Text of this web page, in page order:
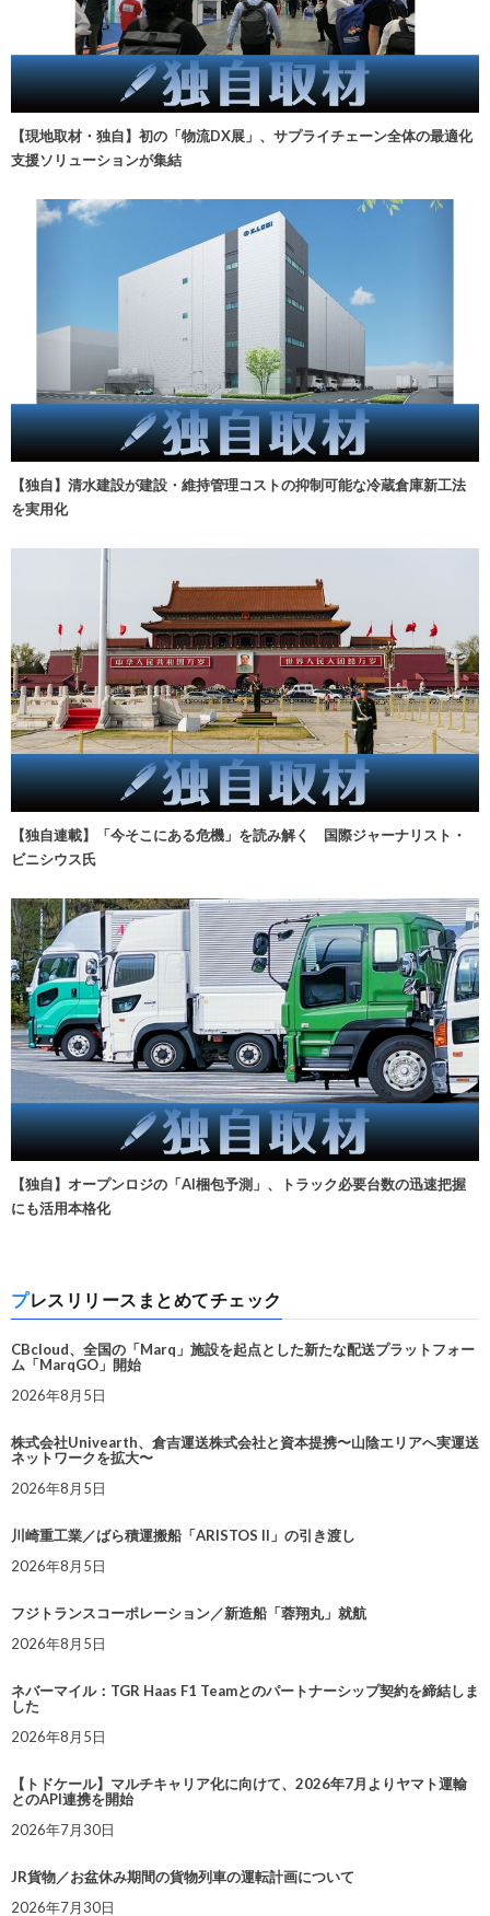
【現地取材・独自】初の「物流DX展」、サプライチェーン全体の最適化
支援ソリューションが集結
【独自】清水建設が建設・維持管理コストの抑制可能な冷蔵倉庫新工法
を実用化
【独自連載】「今そこにある危機」を読み解く 国際ジャーナリスト・
ビニシウス氏
【独自】オープンロジの「AI梱包予測」、トラック必要台数の迅速把握
にも活用本格化
プレスリリースまとめてチェック
CBcloud、全国の「Marq」施設を起点とした新たな配送プラットフォー
ム「MarqGO」開始
2026年8月5日
株式会社Univearth、倉吉運送株式会社と資本提携〜山陰エリアへ実運送
ネットワークを拡大〜
2026年8月5日
川崎重工業／ばら積運搬船「ARISTOS II」の引き渡し
2026年8月5日
フジトランスコーポレーション／新造船「蓉翔丸」就航
2026年8月5日
ネバーマイル：TGR Haas F1 Teamとのパートナーシップ契約を締結しま
した
2026年8月5日
【トドケール】マルチキャリア化に向けて、2026年7月よりヤマト運輸
とのAPI連携を開始
2026年7月30日
JR貨物／お盆休み期間の貨物列車の運転計画について
2026年7月30日